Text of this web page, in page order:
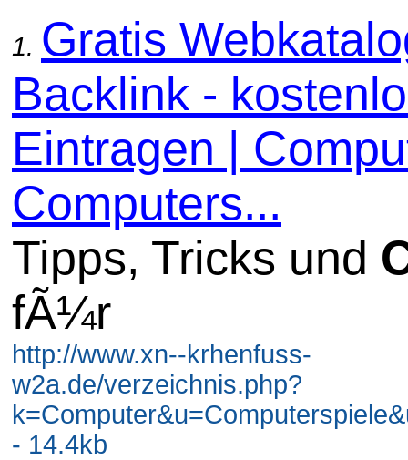
1. Gratis
Backlink -
Eintragen |
Computers...
Tipps, Tricks und
fÃ¼r
http://www.xn--krhenfuss-
w2a.de/verzeichnis.php?
- 14.4kb